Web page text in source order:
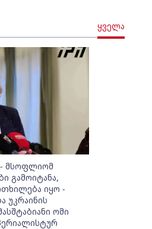
ყველა
- მსოფლიომ
გამოიტანა,
იყო -
უკრაინის
ომი